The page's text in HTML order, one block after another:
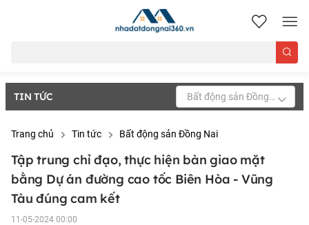
nhadatdongnai360.vn
TIN TỨC Bất động sản Đồng Nai
Trang chủ Tin tức Bất động sản Đồng Nai
Tập trung chỉ đạo, thực hiện bàn giao mặt
bằng Dự án đường cao tốc Biên Hòa - Vũng
Tàu đúng cam kết
11-05-2024 00:00